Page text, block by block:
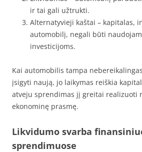
ir tai gali užtrukti.
Alternatyvieji kaštai – kapitalas,
automobilį, negali būti
investicijoms.
Kai automobilis tampa
įsigyti naują, jo laikymas reiškia
atveju sprendimas jį greitai realizuoti
ekonominę prasmę.
Likvidumo svarba
sprendimuose